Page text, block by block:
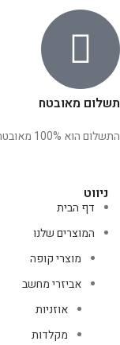
תשלום מאובטח
התשלום הוא 100% מאובטח
ניווט
דף הבית
המוצרים שלנו
מוצרי קופה
אביזרי מחשב
אוזניות
מקלדות